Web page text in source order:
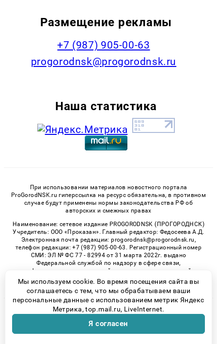
Размещение рекламы
+7 (987) 905-00-63
progorodnsk@progorodnsk.ru
Наша статистика
При использовании материалов новостного портала
ProGorodNSK.ru гиперссылка на ресурс обязательна, в противном
случае будут применены нормы законодательства РФ об
авторских и смежных правах
Наименование: сетевое издание PROGORODNSK (ПРОГОРОДНСК)
Учредитель: ООО «Проказан». Главный редактор: Федосеева А.Д.
Электронная почта редакции: progorodnsk@progorodnsk.ru,
телефон редакции: +7 (987) 905-00-63. Регистрационный номер
СМИ: ЭЛ № ФС 77 - 82994 от 31 марта 2022г. выдано
Федеральной службой по надзору в сфере связи,
информационных технологий и массовых коммуникаций.
Возрастная категория сайта 16+.
© 2026 «progorodnsk» | Все права защищены
Возрастная категория сайта 16+
Политика конфиденциальности
Мы используем cookie. Во время посещения сайта вы
соглашаетесь с тем, что мы обрабатываем ваши
персональные данные с использованием метрик Яндекс
Метрика, top.mail.ru, LiveInternet.
Я согласен